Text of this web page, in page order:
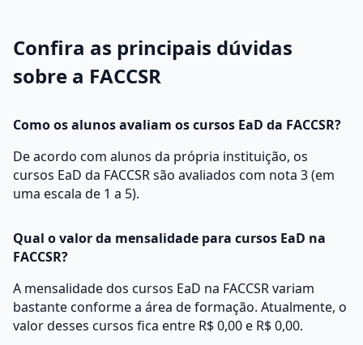
Confira as principais dúvidas
sobre a FACCSR
Como os alunos avaliam os cursos EaD da FACCSR?
De acordo com alunos da própria instituição, os
cursos EaD da FACCSR são avaliados com nota 3 (em
uma escala de 1 a 5).
Qual o valor da mensalidade para cursos EaD na
FACCSR?
A mensalidade dos cursos EaD na FACCSR variam
bastante conforme a área de formação. Atualmente, o
valor desses cursos fica entre R$ 0,00 e R$ 0,00.